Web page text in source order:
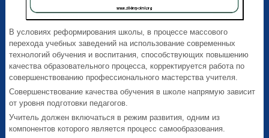
В условиях реформирования школы, в процессе массового
перехода учебных заведений на использование современных
технологий обучения и воспитания, способствующих повышению
качества образовательного процесса, корректируется работа по
совершенствованию профессионального мастерства учителя.
Совершенствование качества обучения в школе напрямую зависит
от уровня подготовки педагогов.
Учитель должен включаться в режим развития, одним из
компонентов которого является процесс самообразования.